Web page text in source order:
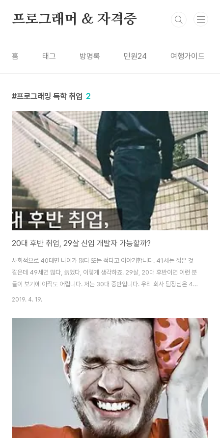
프로그래머 & 자격증
홈 태그 방명록 민원24 여행가이드
프로그래밍 독학 취업 2
20대 후반 취업, 29살 신입 개발자 가능할까?
사회적으로 40대면 나이가 많다 또는 적다고 이야기합니다. 41세는 젊은 것
같은데 49세면 많다, 늙었다, 이렇게 생각하죠. 29살, 20대 후반이면 이런 분
들이 보기에 아직도 어립니다. 저는 30대 중반입니다. 우리 회사 팀장님은 40
대 후반이고, 다른 팀엔 60대 여자 개발자 분도 있습니다. 20대 신입 개발자도
지 않습니다. 중요한 건, 자기계발과 끊임없는 공부입니다. 모든 분야가 그렇지
만 계속 공부하고 경력을 쌓다 보면 나이가 문제 되는 경우는 없습니다. 나이 많
은 만큼 높아진 연봉은 다른 이야기지만요. 늦은 나이에 시작하려는 분들은 "이
나이에 시작해도 비전이 있을까?"라고 고민하시는데, 희망을 가지세요. 인생
2019. 4. 19.